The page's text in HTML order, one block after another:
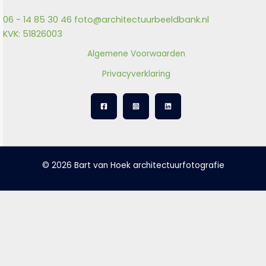
06 - 14 85 30 46 foto@architectuurbeeldbank.nl
KVK: 51826003
Algemene Voorwaarden
Privacyverklaring
© 2026 Bart van Hoek architectuurfotografie